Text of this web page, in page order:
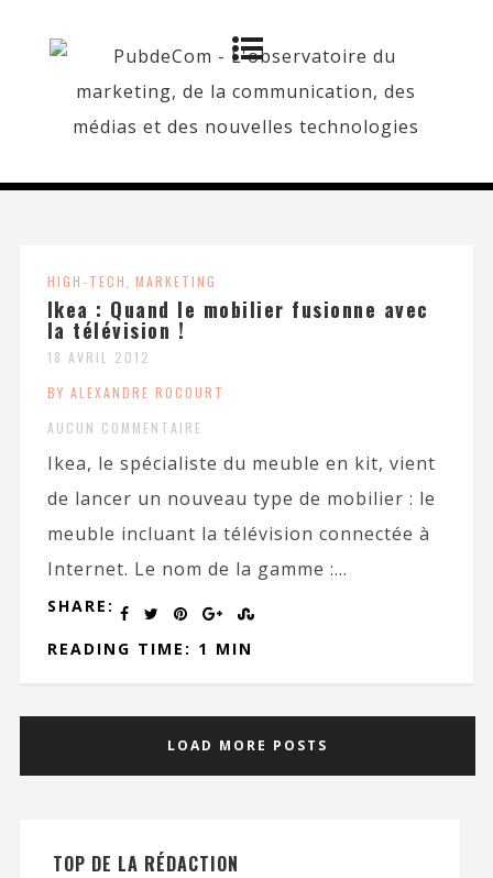
HIGH-TECH, MARKETING
Ikea : Quand le mobilier fusionne avec
la télévision !
18 AVRIL 2012
BY ALEXANDRE ROCOURT
AUCUN COMMENTAIRE
Ikea, le spécialiste du meuble en kit, vient
de lancer un nouveau type de mobilier : le
meuble incluant la télévision connectée à
Internet. Le nom de la gamme :...
SHARE:
READING TIME: 1 MIN
LOAD MORE POSTS
TOP DE LA RÉDACTION